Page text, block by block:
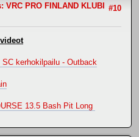
#10
VRC PRO FINLAND KLUBI
kerhokilpailu - Outback
13.5 Bash Pit Long